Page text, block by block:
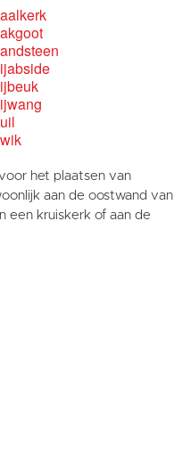
het plaatsen van
aan de oostwand van
een kruiskerk of aan de